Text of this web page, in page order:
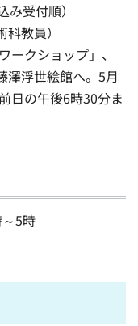
受付順）
教員）
ークショップ」、
澤浮世絵館へ。5月
日の午後6時30分ま
5時